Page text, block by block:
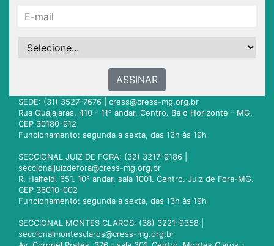
ASSINAR
SEDE: (31) 3527-7676 | cress@cress-mg.org.br
Rua Guajajaras, 410 - 11º andar. Centro. Belo Horizonte - MG.
CEP 30180-912
Funcionamento: segunda a sexta, das 13h às 19h
SECCIONAL JUIZ DE FORA: (32) 3217-9186 |
seccionaljuizdefora@cress-mg.org.br
R. Halfeld, 651. 10º andar, sala 1001. Centro. Juiz de Fora-MG.
CEP 36010-002
Funcionamento: segunda a sexta, das 13h às 19h
SECCIONAL MONTES CLAROS: (38) 3221-9358 |
seccionalmontesclaros@cress-mg.org.br